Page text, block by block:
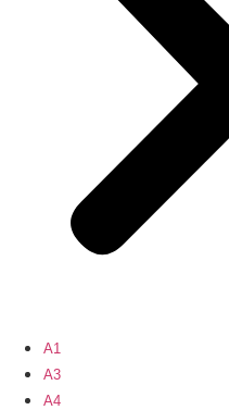
A1
A3
A4